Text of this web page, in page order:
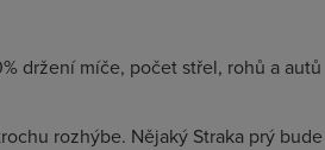
držení míče, počet střel, rohů a autů
rozhýbe. Nějaký Straka prý bude